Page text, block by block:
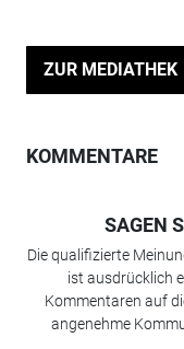
ZUR MEDIATHEK
KOMMENTARE
SAGEN
Die qualifizierte
ist ausdrücklich
Kommentaren auf
angenehme